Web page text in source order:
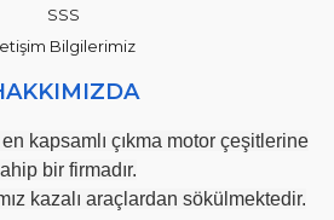
SSS
Bilgilerimiz
kapsamlı çıkma motor çeşitlerine
bir firmadır.
kazalı araçlardan sökülmektedir.